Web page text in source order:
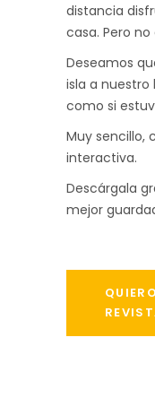
distancia
casa. Pero
Deseamos
isla a nuestro
como si
Muy sencillo,
interactiva.
Descárgala
mejor